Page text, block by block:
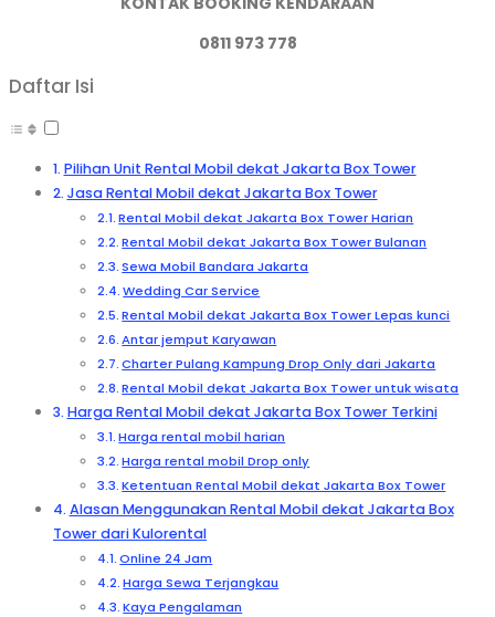
0811 973 778
Daftar Isi
Pilihan Unit Rental Mobil dekat Jakarta Box Tower
Jasa Rental Mobil dekat Jakarta Box Tower
Rental Mobil dekat Jakarta Box Tower Harian
Rental Mobil dekat Jakarta Box Tower Bulanan
Sewa Mobil Bandara Jakarta
Wedding Car Service
Rental Mobil dekat Jakarta Box Tower Lepas kunci
Antar jemput Karyawan
Charter Pulang Kampung Drop Only dari Jakarta
Rental Mobil dekat Jakarta Box Tower untuk wisata
Harga Rental Mobil dekat Jakarta Box Tower Terkini
Harga rental mobil harian
Harga rental mobil Drop only
Ketentuan Rental Mobil dekat Jakarta Box Tower
Alasan Menggunakan Rental Mobil dekat Jakarta Box
Tower dari Kulorental
Online 24 Jam
Harga Sewa Terjangkau
Kaya Pengalaman